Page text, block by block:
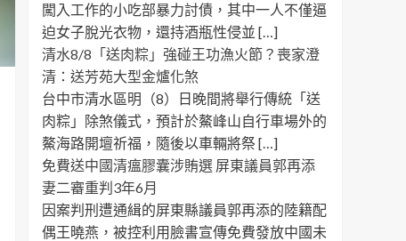
闖入工作的小吃部暴力討債，其中一人不僅逼
迫女子脫光衣物，還持酒瓶性侵並 […]
清水8/8「送肉粽」強碰王功漁火節？喪家澄
清：送芳苑大型金爐化煞
台中市清水區明（8）日晚間將舉行傳統「送
肉粽」除煞儀式，預計於鰲峰山自行車場外的
鰲海路開壇祈福，隨後以車輛將祭 […]
免費送中國清瘟膠囊涉賄選 屏東議員郭再添
妻二審重判3年6月
因案判刑遭通緝的屏東縣議員郭再添的陸籍配
偶王曉燕，被控利用臉書宣傳免費發放中國未